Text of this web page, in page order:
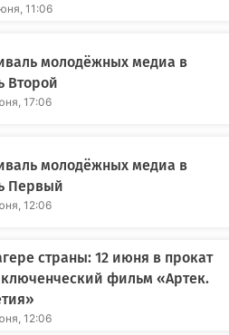
11:06
молодёжных медиа в
Второй
17:06
молодёжных медиа в
Первый
12:06
страны: 12 июня в прокат
фильм «Артек.
12:06